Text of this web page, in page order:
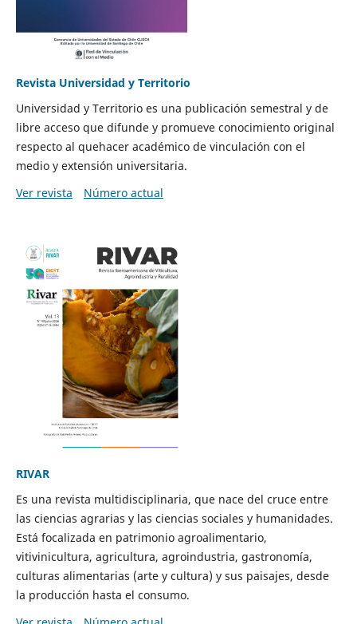
Revista Universidad y Territorio
Universidad y Territorio es una publicación semestral y de
libre acceso que difunde y promueve conocimiento original
respecto al quehacer académico de vinculación con el
medio y extensión universitaria.
Ver revista
Número actual
RIVAR
Es una revista multidisciplinaria, que nace del cruce entre
las ciencias agrarias y las ciencias sociales y humanidades.
Está focalizada en patrimonio agroalimentario,
vitivinicultura, agricultura, agroindustria, gastronomía,
culturas alimentarias (arte y cultura) y sus paisajes, desde
la producción hasta el consumo.